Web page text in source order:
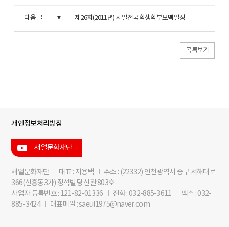
다음 글 제26회(2011년) 새얼전국학생학부모백일장
목록보기
개인정보처리방침
새얼문화재단
새얼문화재단 대표 : 지용택
주소 : (22332) 인천광역시 중구 서해대로
366(신흥동3가) 정석빌딩 신관 803호
사업자 등록번호 : 121-82-01336
전화 : 032-885-3611
팩스 : 032-
885-3424
대표메일 : saeul1975@naver.com